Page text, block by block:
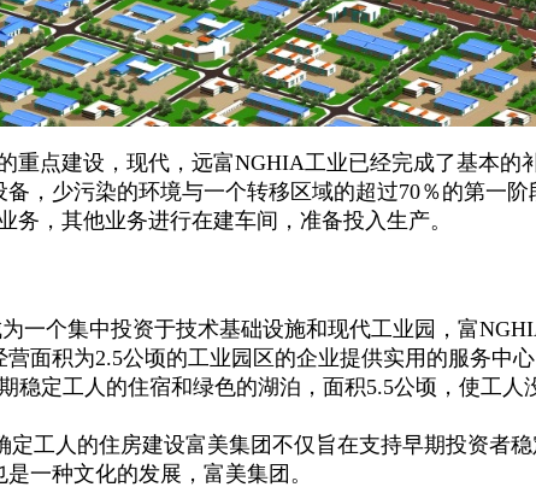
建设，现代，远富NGHIA工业已经完成了基本的
，少污染的环境与一个转移区域的超过70％的第一阶
，其他业务进行在建车间，准备投入生产。
个集中投资于技术基础设施和现代工业园，富
面积为2.5公顷的工业园区的企业提供实用的服务中
稳定工人的住宿和绿色的湖泊，面积5.5公顷，使工
人的住房建设富美集团不仅旨在支持早期投资者
一种文化的发展，富美集团。